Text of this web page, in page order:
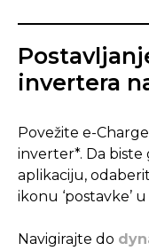
invertera
Povežite e-
inverter*. Da biste
aplikaciju,
ikonu ‘postavke’
Navigirajte do